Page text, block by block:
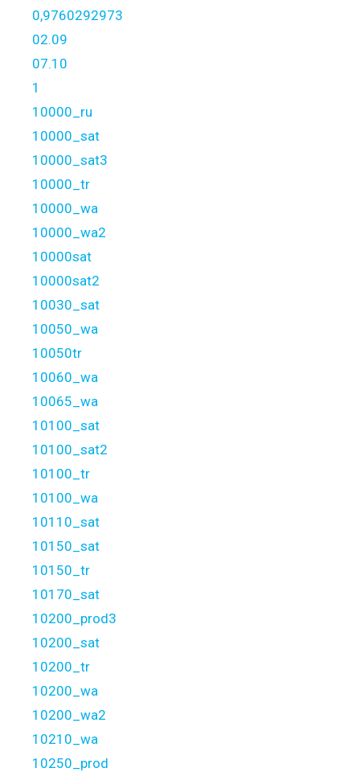
0,9760292973
02.09
07.10
1
10000_ru
10000_sat
10000_sat3
10000_tr
10000_wa
10000_wa2
10000sat
10000sat2
10030_sat
10050_wa
10050tr
10060_wa
10065_wa
10100_sat
10100_sat2
10100_tr
10100_wa
10110_sat
10150_sat
10150_tr
10170_sat
10200_prod3
10200_sat
10200_tr
10200_wa
10200_wa2
10210_wa
10250_prod